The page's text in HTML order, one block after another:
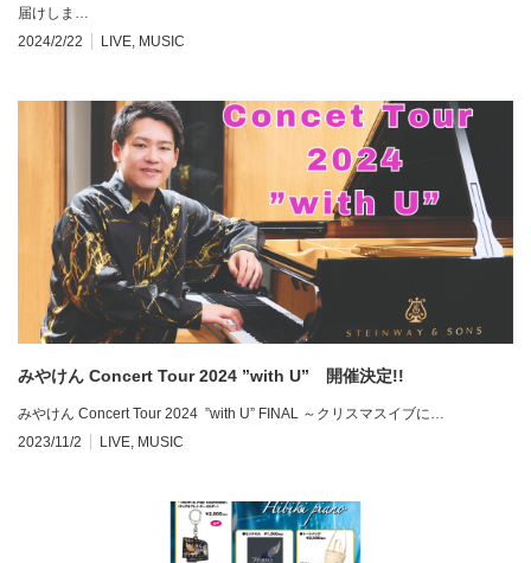
届けしま…
2024/2/22
LIVE MUSIC
みやけん Concert Tour 2024 ”with U” 開催決定!!
みやけん Concert Tour 2024 ”with U” FINAL ～クリスマスイブに…
2023/11/2
LIVE, MUSIC